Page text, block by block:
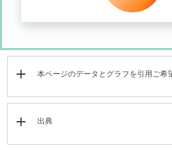
本ページのデータとグラフを引用ご希
出典